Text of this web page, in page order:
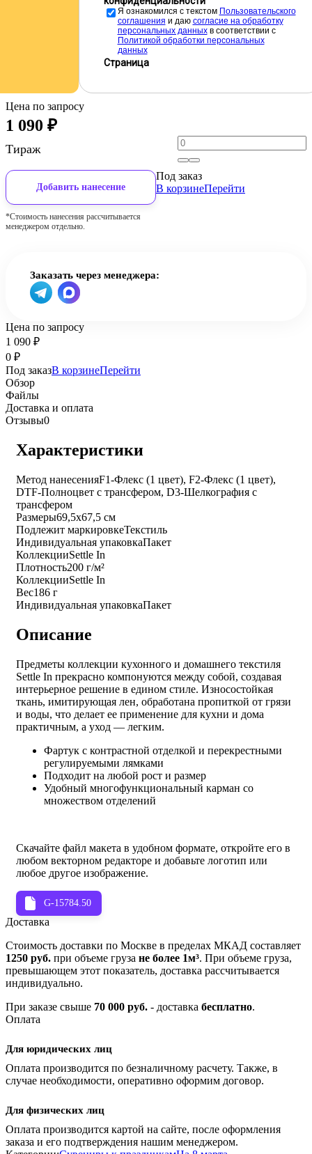
Я ознакомился с текстом Пользовательского
соглашения и даю cогласие на обработку
персональных данныхв соответствии с
Политикой обработки персональных
данных
Страница
Цена по запросу
1 090 ₽
Тираж
Добавить нанесение
*Стоимость нанесения рассчитывается
менеджером отдельно.
Под заказ
В корзинеПерейти
Заказать через менеджера:
Цена по запросу
1 090 ₽
0 ₽
Под заказВ корзинеПерейти
Обзор
Файлы
Доставка и оплата
Отзывы0
Характеристики
Метод нанесенияF1-Флекс (1 цвет), F2-Флекс (1 цвет),
DTF-Полноцвет с трансфером, D3-Шелкография с
трансфером
Размеры69,5x67,5 см
Подлежит маркировкеТекстиль
Индивидуальная упаковкаПакет
КоллекцииSettle In
Плотность200 г/м²
КоллекцииSettle In
Вес186 г
Индивидуальная упаковкаПакет
Описание
Предметы коллекции кухонного и домашнего текстиля
Settle In прекрасно компонуются между собой, создавая
интерьерное решение в едином стиле. Износостойкая
ткань, имитирующая лен, обработана пропиткой от грязи
и воды, что делает ее применение для кухни и дома
практичным, а уход — легким.
Фартук с контрастной отделкой и перекрестными
регулируемыми лямками
Подходит на любой рост и размер
Удобный многофункциональный карман со
множеством отделений
Скачайте файл макета в удобном формате, откройте его в
любом векторном редакторе и добавьте логотип или
любое другое изображение.
G-15784.50
Доставка
Стоимость доставки по Москве в пределах МКАД составляет
1250 руб. при объеме груза не более 1м³. При объеме груза,
превышающем этот показатель, доставка рассчитывается
индивидуально.
При заказе свыше 70 000 руб. - доставка бесплатно.
Оплата
Для юридических лиц
Оплата производится по безналичному расчету. Также, в
случае необходимости, оперативно оформим договор.
Для физических лиц
Оплата производится картой на сайте, после оформления
заказа и его подтверждения нашим менеджером.